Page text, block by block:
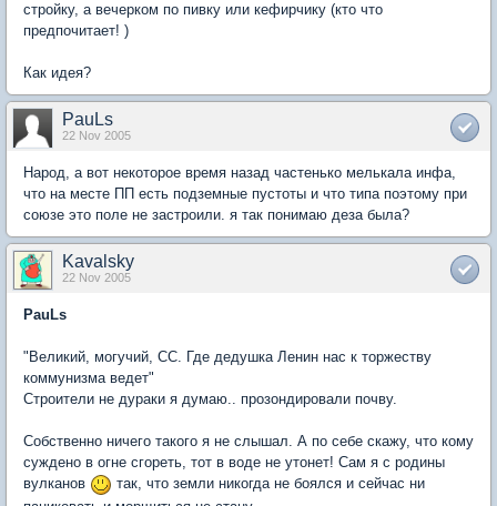
стройку, а вечерком по пивку или кефирчику (кто что
предпочитает! )
Как идея?
PauLs
22 Nov 2005
Народ, а вот некоторое время назад частенько мелькала инфа,
что на месте ПП есть подземные пустоты и что типа поэтому при
союзе это поле не застроили. я так понимаю деза была?
Kavalsky
22 Nov 2005
PauLs
"Великий, могучий, СС. Где дедушка Ленин нас к торжеству
коммунизма ведет"
Строители не дураки я думаю.. прозондировали почву.
Собственно ничего такого я не слышал. А по себе скажу, что кому
суждено в огне сгореть, тот в воде не утонет! Сам я с родины
вулканов
так, что земли никогда не боялся и сейчас ни